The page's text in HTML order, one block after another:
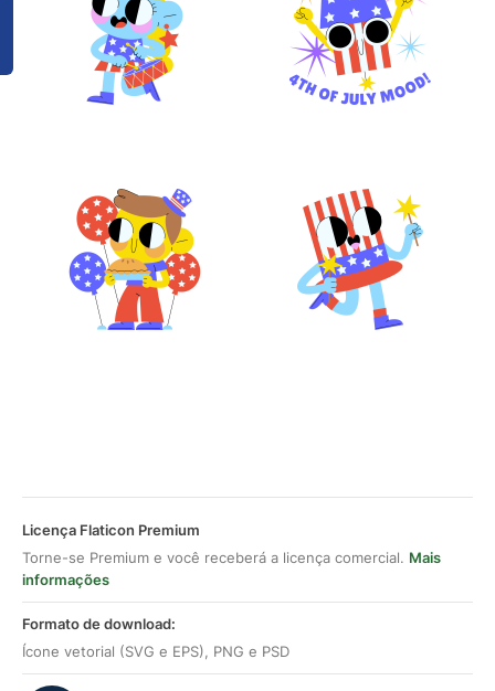
Licença Flaticon Premium
Torne-se Premium e você receberá a licença comercial. Mais
informações
Formato de download:
Ícone vetorial (SVG e EPS), PNG e PSD